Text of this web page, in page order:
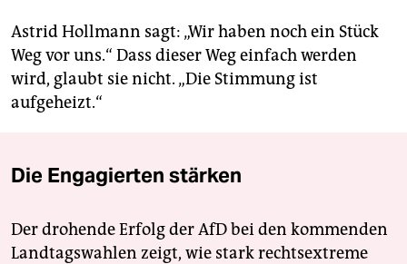
Astrid Hollmann sagt: „Wir haben noch ein Stück
Weg vor uns.“ Dass dieser Weg einfach werden
wird, glaubt sie nicht. „Die Stimmung ist
aufgeheizt.“
Die Engagierten stärken
Der drohende Erfolg der AfD bei den kommenden
Landtagswahlen zeigt, wie stark rechtsextreme